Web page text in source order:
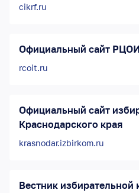
cikrf.ru
Официальный сайт
rcoit.ru
Официальный сайт
Краснодарского края
krasnodar.izbirkom.ru
Вестник избирательной